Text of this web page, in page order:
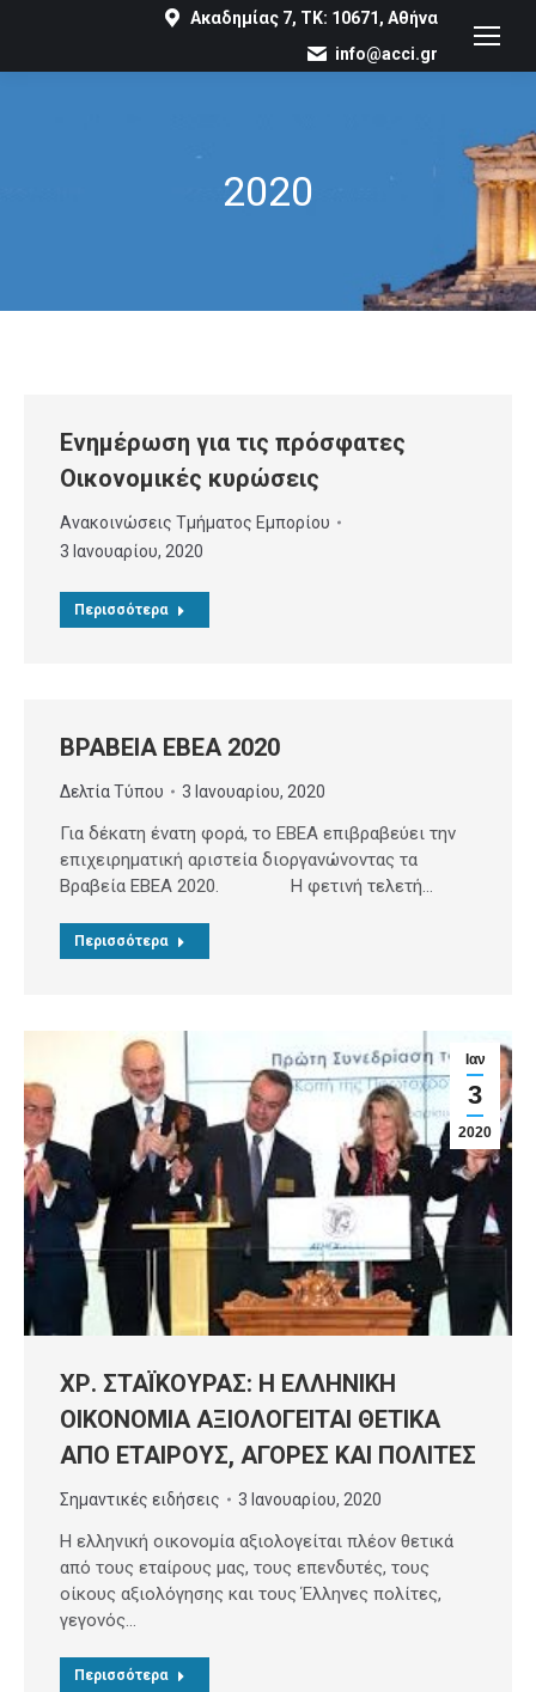
Ακαδημίας 7, ΤΚ: 10671, Αθήνα
info@acci.gr
2020
You are here:
Ενημέρωση για τις πρόσφατες
Οικονομικές κυρώσεις
Ανακοινώσεις Τμήματος Εμπορίου
3 Ιανουαρίου, 2020
Περισσότερα
ΒΡΑΒΕΙΑ ΕΒΕΑ 2020
Δελτία Τύπου 3 Ιανουαρίου, 2020
Για δέκατη ένατη φορά, το ΕΒΕΑ επιβραβεύει την
επιχειρηματική αριστεία διοργανώνοντας τα
Βραβεία ΕΒΕΑ 2020. Η φετινή τελετή…
Περισσότερα
Ιαν
3
2020
ΧΡ. ΣΤΑΪΚΟΥΡΑΣ: Η ΕΛΛΗΝΙΚΗ
ΟΙΚΟΝΟΜΙΑ ΑΞΙΟΛΟΓΕΙΤΑΙ ΘΕΤΙΚΑ
ΑΠΟ ΕΤΑΙΡΟΥΣ, ΑΓΟΡΕΣ ΚΑΙ ΠΟΛΙΤΕΣ
Σημαντικές ειδήσεις 3 Ιανουαρίου, 2020
Η ελληνική οικονομία αξιολογείται πλέον θετικά
από τους εταίρους μας, τους επενδυτές, τους
οίκους αξιολόγησης και τους Έλληνες πολίτες,
γεγονός…
Περισσότερα